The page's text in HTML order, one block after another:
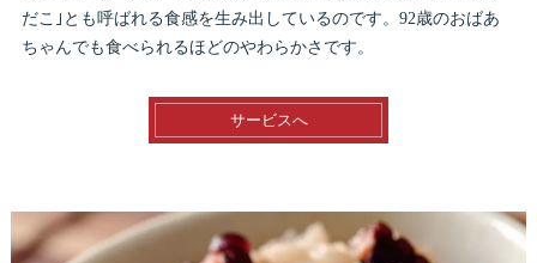
だこ｣とも呼ばれる食感を生み出しているのです。92歳のおばあ
ちゃんでも食べられるほどのやわらかさです。
サービスへ